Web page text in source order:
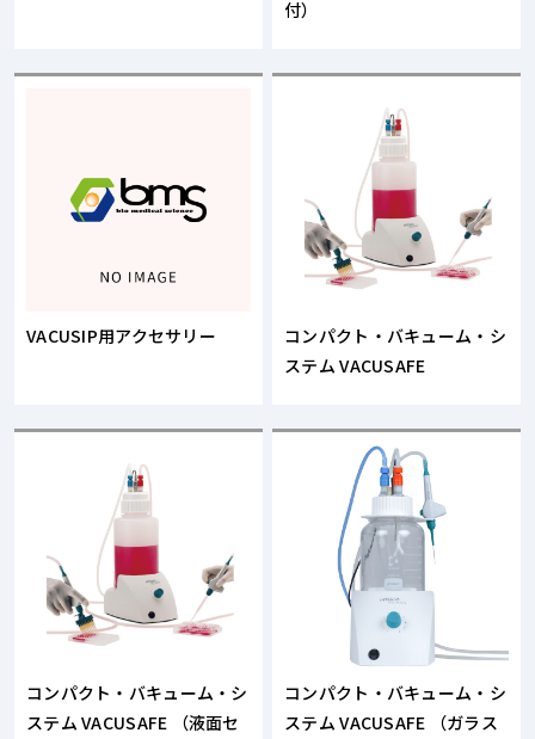
付）
VACUSIP用アクセサリー
コンパクト・バキューム・シ
ステム VACUSAFE
コンパクト・バキューム・シ
ステム VACUSAFE （液面セ
コンパクト・バキューム・シ
ステム VACUSAFE （ガラス